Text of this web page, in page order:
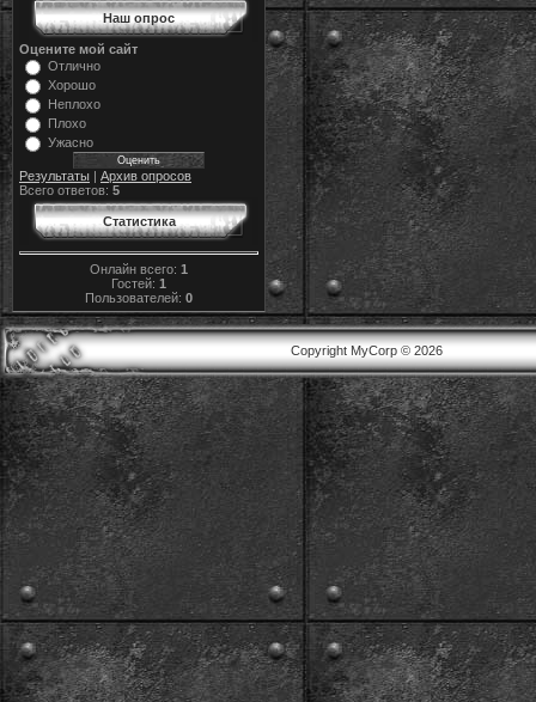
Наш опрос
Оцените мой сайт
Отлично
Хорошо
Неплохо
Плохо
Ужасно
Результаты | Архив опросов
Всего ответов: 5
Статистика
Онлайн всего: 1
Гостей: 1
Пользователей: 0
Copyright MyCorp © 2026